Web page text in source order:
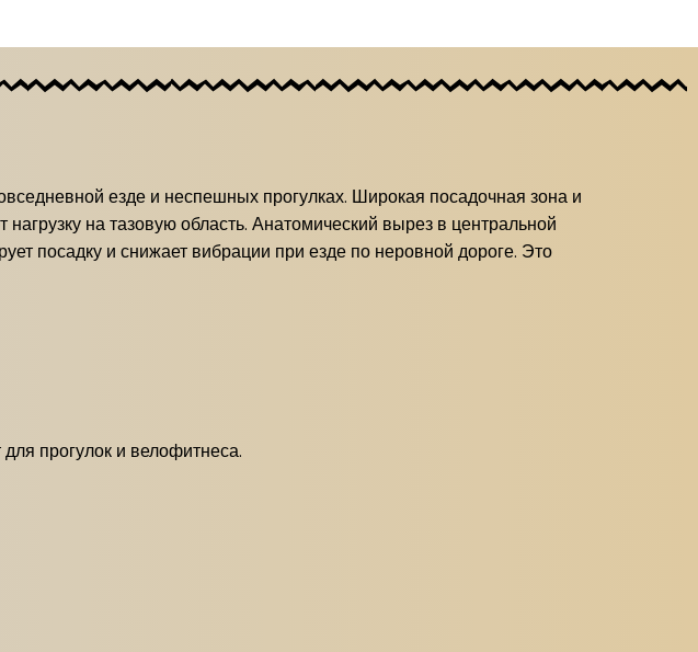
езде и неспешных прогулках. Широкая посадочная зона и
на тазовую область. Анатомический вырез в центральной
посадку и снижает вибрации при езде по неровной дороге. Это
прогулок и велофитнеса.